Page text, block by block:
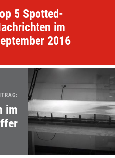
5 Spotted-
im
2016
im